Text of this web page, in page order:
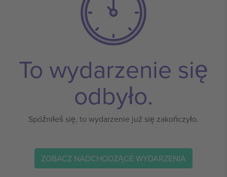
To wydarzenie się
odbyło.
Spóźniłeś się, to wydarzenie już się zakończyło.
ZOBACZ NADCHODZĄCE WYDARZENIA